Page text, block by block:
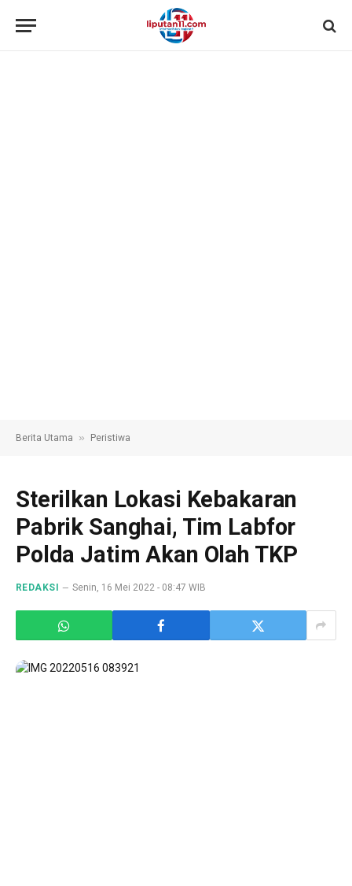
Berita Utama » Peristiwa
Sterilkan Lokasi Kebakaran
Pabrik Sanghai, Tim Labfor
Polda Jatim Akan Olah TKP
REDAKSI Senin, 16 Mei 2022 - 08:47 WIB